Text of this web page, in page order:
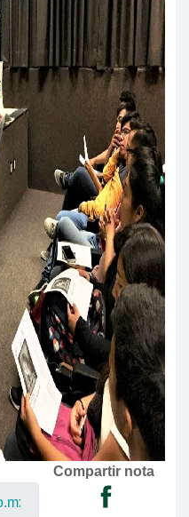
Compartir nota